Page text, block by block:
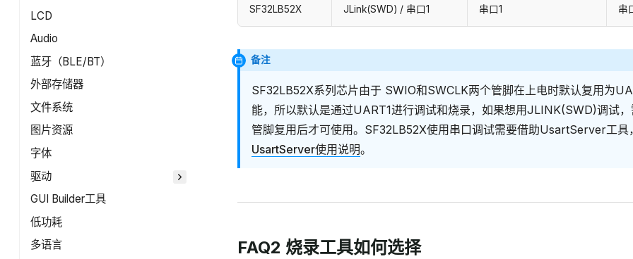
LCD
Audio
蓝牙（BLE/BT）
外部存储器
文件系统
图片资源
字体
驱动
GUI Builder工具
低功耗
多语言
SF32LB52X JLink(SWD) / 串口1 串口1 串
备注
SF32LB52X系列芯片由于 SWIO和SWCLK两个管脚在上电时默认复用为
能，所以默认是通过UART1进行调试和烧录，如果想用JLINK(SWD)调试
管脚复用后才可使用。SF32LB52X使用串口调试需要借助UsartServer工具
UsartServer使用说明。
FAQ2 烧录工具如何选择